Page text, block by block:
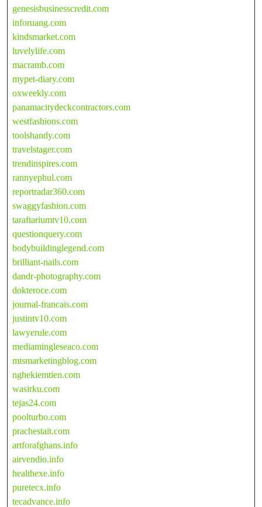
genesisbusinesscredit.com
inforuang.com
kindsmarket.com
luvelylife.com
macramb.com
mypet-diary.com
oxweekly.com
panamacitydeckcontractors.com
westfashions.com
toolshandy.com
travelstager.com
trendinspires.com
rannyephul.com
reportradar360.com
swaggyfashion.com
taraftariumtv10.com
questionquery.com
bodybuildinglegend.com
brilliant-nails.com
dandr-photography.com
dokteroce.com
journal-francais.com
justintv10.com
lawyerule.com
mediamingleseaco.com
mtsmarketingblog.com
nghekiemtien.com
wasirku.com
tejas24.com
poolturbo.com
prachestait.com
artforafghans.info
airvendio.info
healthexe.info
puretecx.info
tecadvance.info